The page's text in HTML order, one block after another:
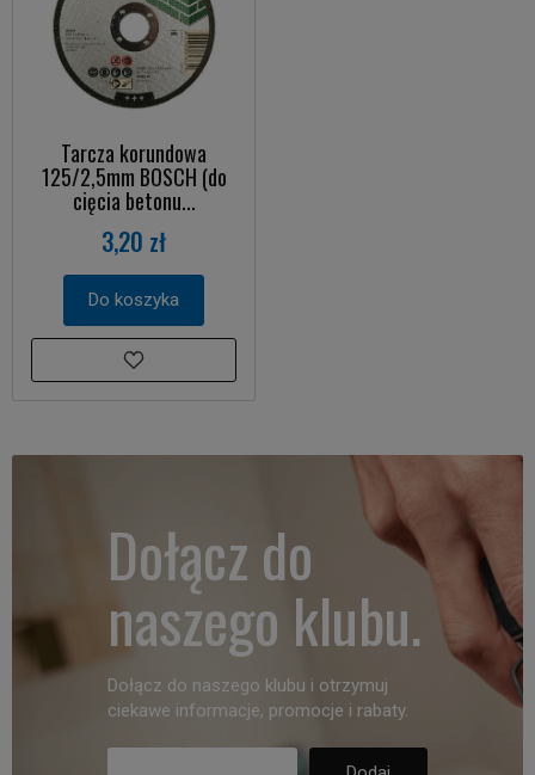
Tarcza korundowa
125/2,5mm BOSCH (do
cięcia betonu...
3,20 zł
Do koszyka
Dołącz do
naszego klubu.
Dołącz do naszego klubu i otrzymuj
ciekawe informacje, promocje i rabaty.